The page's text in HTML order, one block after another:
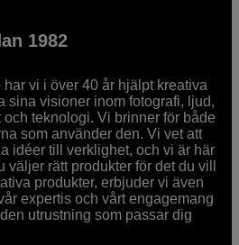
1982
vi i över 40 år hjälpt kreativa
sina visioner inom fotografi, ljud,
teknologi. Vi brinner för både
som använder den. Vi vet att
idéer till verklighet, och vi är här
väljer rätt produkter för det du vill
produkter, erbjuder vi även
expertis och vårt engagemang
utrustning som passar dig